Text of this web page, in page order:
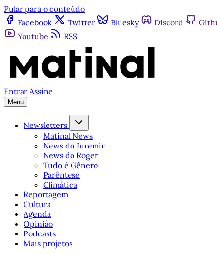
Pular para o conteúdo
Facebook
Twitter Bluesky Discord
Youtube
RSS
Entrar Assine
Menu
Newsletters
Matinal News
News do Juremir
News do Roger
Tudo é Gênero
Parêntese
Climática
Reportagem
Cultura
Agenda
Opinião
Podcasts
Mais projetos